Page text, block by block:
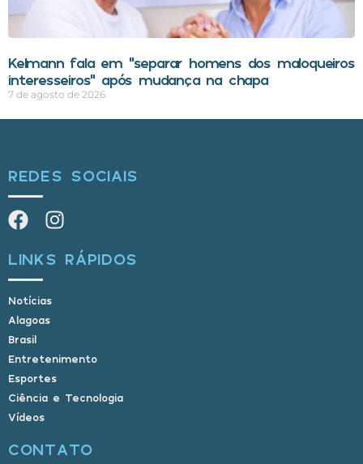
Kelmann fala em “separar homens dos maloqueiros
interesseiros” após mudança na chapa
7 de agosto de 2026
REDES SOCIAIS
LINKS RÁPIDOS
Notícias
Alagoas
Brasil
Entretenimento
Esportes
Ciência e Tecnologia
Vídeos
CONTATO